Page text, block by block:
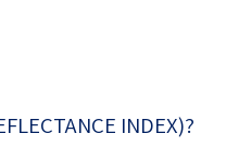
INDEX)?